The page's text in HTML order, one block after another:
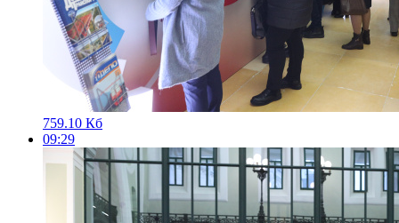
759.10 Кб
09:29